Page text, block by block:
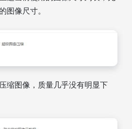
图像尺寸。
缩图像，质量几乎没有明显下